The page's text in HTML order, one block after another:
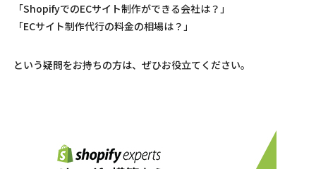
「ShopifyでのECサイト制作ができる会社は？」
「ECサイト制作代行の料金の相場は？」
という疑問をお持ちの方は、ぜひお役立てください。